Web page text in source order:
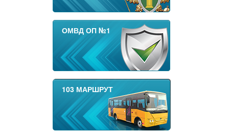
ОМВД ОП №1
103 МАРШРУТ